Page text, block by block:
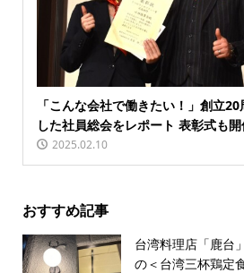
「こんな会社で働きたい！」創立
した社員総会をレポート 表彰式も
2025.02.10
おすすめ記事
台湾料理店「鹿
の＜台湾三杯鶏定